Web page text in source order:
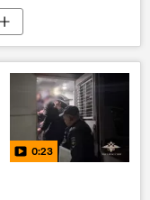
0:23